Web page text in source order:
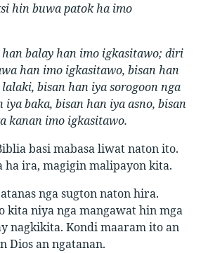
hin buwa patok ha imo
balay han imo igkasitawo; diri
han imo igkasitawo, bisan han
bisan han iya sorogoon nga
iya baka, bisan han iya asno, bisan
kanan imo igkasitawo.
basi mabasa liwat naton ito.
ha ira, magigin malipayon kita.
nga sugton naton hira.
kita niya nga mangawat hin mga
nagkikita. Kondi maaram ito an
Dios an ngatanan.